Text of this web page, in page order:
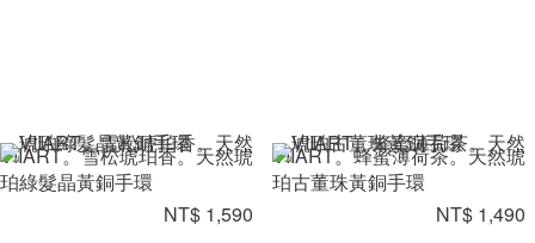
VIIART。雪松琥珀香。天然琥
珀綠髮晶黃銅手環
NT$ 1,590
VIIART。蜂蜜薄荷茶。天然琥
珀古董珠黃銅手環
NT$ 1,490